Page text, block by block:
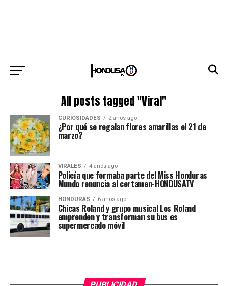
All posts tagged "Viral"
CURIOSIDADES 2 años ago
¿Por qué se regalan flores amarillas el 21 de
marzo?
VIRALES 4 años ago
Policía que formaba parte del Miss Honduras
Mundo renuncia al certamen-HONDUSATV
HONDURAS 6 años ago
Chicas Roland y grupo musical Los Roland
emprenden y transforman su bus es
supermercado móvil